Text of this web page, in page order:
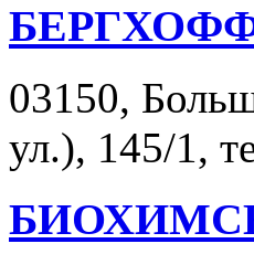
03150,
ул.), 145/1,